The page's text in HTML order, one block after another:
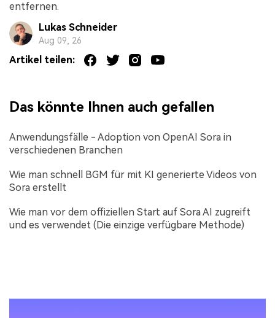
entfernen.
Lukas Schneider
Aug 09, 26
Artikel teilen:
Das könnte Ihnen auch gefallen
Anwendungsfälle - Adoption von OpenAI Sora in
verschiedenen Branchen
Wie man schnell BGM für mit KI generierte Videos von
Sora erstellt
Wie man vor dem offiziellen Start auf Sora AI zugreift
und es verwendet (Die einzige verfügbare Methode)